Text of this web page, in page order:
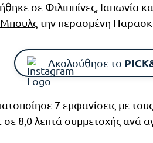
σε Φιλιππίνες, Ιαπωνία
την περασμένη
Ακολούθησε το
7 εμφανίσεις με
σε 8,0 λεπτά συμμετοχής ανά